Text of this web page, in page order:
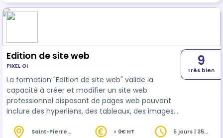
Edition de site web
PIXEL OI
La formation "Edition de site web" valide la
capacité à créer et modifier un site web
professionnel disposant de pages web pouvant
inclure des hyperliens, des tableaux, des images
9
Très bien
Saint-Pierre
> 0€ HT
5 jours | 35